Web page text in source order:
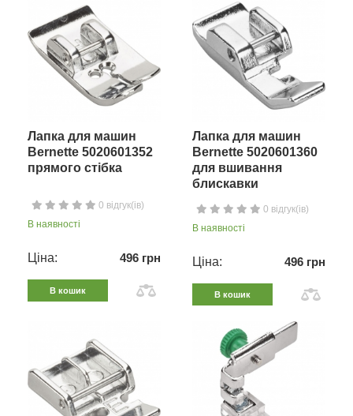
Лапка для машин
Bernette 5020601352
прямого стібка
0 відгук(ів)
В наявності
Ціна: 496 грн
В кошик
Лапка для машин
Bernette 5020601360
для вшивання
блискавки
0 відгук(ів)
В наявності
Ціна: 496 грн
В кошик